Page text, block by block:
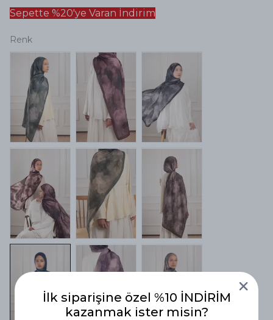
Sepette %20'ye Varan İndirim
Renk
İlk siparişine özel %10 İNDİRİM
kazanmak ister misin?